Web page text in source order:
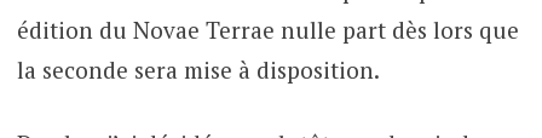
édition du Novae Terrae nulle part dès lors que
la seconde sera mise à disposition.